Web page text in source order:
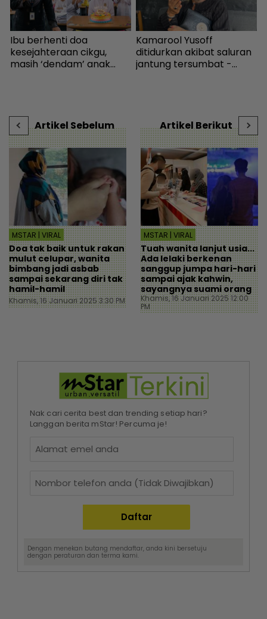
Ibu berhenti doa
kesejahteraan cikgu,
masih ‘dendam’ anak
Kamarool Yusoff
ditidurkan akibat saluran
jantung tersumbat -
Artikel Sebelum
MSTAR | VIRAL
Doa tak baik untuk rakan
mulut celupar, wanita
bimbang jadi asbab
sampai sekarang diri tak
hamil-hamil
Khamis, 16 Januari 2025 3:30 PM
Artikel Berikut
MSTAR | VIRAL
Tuah wanita lanjut usia...
Ada lelaki berkenan
sanggup jumpa hari-hari
sampai ajak kahwin,
sayangnya suami orang
Khamis, 16 Januari 2025 12:00
PM
Nak cari cerita best dan trending setiap hari?
Langgan berita mStar! Percuma je!
Dengan menekan butang mendaftar, anda kini bersetuju
dengan peraturan dan terma kami.